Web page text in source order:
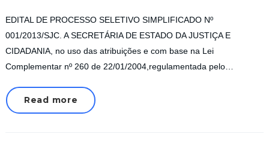
EDITAL DE PROCESSO SELETIVO SIMPLIFICADO Nº
001/2013/SJC. A SECRETÁRIA DE ESTADO DA JUSTIÇA E
CIDADANIA, no uso das atribuições e com base na Lei
Complementar nº 260 de 22/01/2004,regulamentada pelo…
Read more